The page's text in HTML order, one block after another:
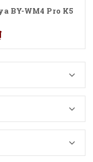
BY-WM4 Pro K5